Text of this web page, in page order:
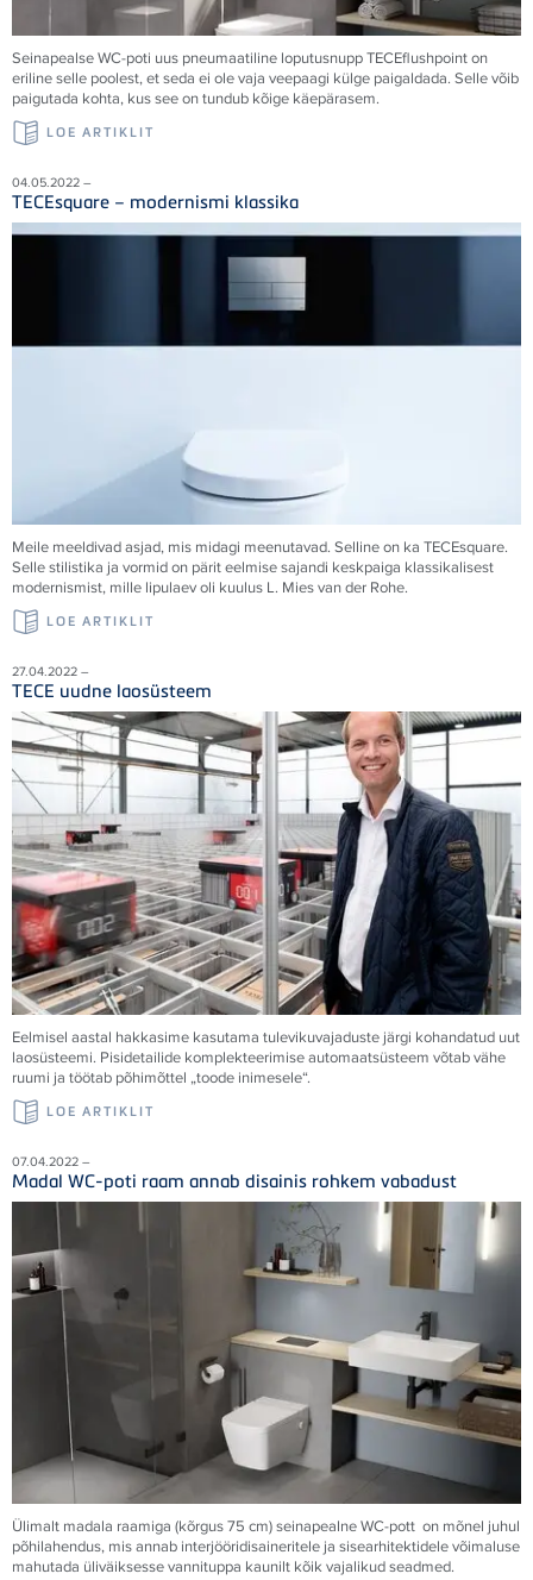
Seinapealse WC-poti uus pneumaatiline loputusnupp TECEflushpoint on
eriline selle poolest, et seda ei ole vaja veepaagi külge paigaldada. Selle võib
paigutada kohta, kus see on tundub kõige käepärasem.
LOE ARTIKLIT
04.05.2022 –
TECEsquare – modernismi klassika
Meile meeldivad asjad, mis midagi meenutavad. Selline on ka TECEsquare.
Selle stilistika ja vormid on pärit eelmise sajandi keskpaiga klassikalisest
modernismist, mille lipulaev oli kuulus L. Mies van der Rohe.
LOE ARTIKLIT
27.04.2022 –
TECE uudne laosüsteem
Eelmisel aastal hakkasime kasutama tulevikuvajaduste järgi kohandatud uut
laosüsteemi. Pisidetailide komplekteerimise automaatsüsteem võtab vähe
ruumi ja töötab põhimõttel „toode inimesele“.
LOE ARTIKLIT
07.04.2022 –
Madal WC-poti raam annab disainis rohkem vabadust
Ülimalt madala raamiga (kõrgus 75 cm) seinapealne WC-pott on mõnel juhul
põhilahendus, mis annab interjööridisaineritele ja sisearhitektidele võimaluse
mahutada üliväiksesse vannituppa kaunilt kõik vajalikud seadmed.